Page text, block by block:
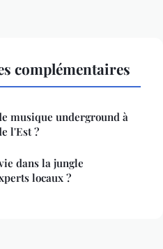
complémentaires
musique underground à
l'Est ?
dans la jungle
locaux ?